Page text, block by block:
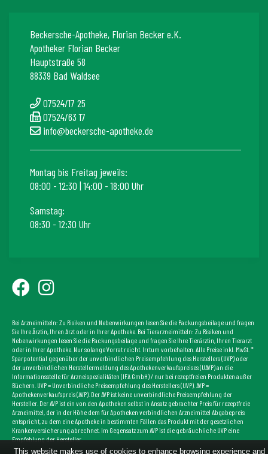
Beckersche-Apotheke, Florian Becker e.K.
Apotheker Florian Becker
Hauptstraße 58
88339 Bad Waldsee
07524/17 25
07524/63 17
info@beckersche-apotheke.de
Montag bis Freitag jeweils:
08:00 - 12:30 | 14:00 - 18:00 Uhr
Samstag:
08:30 - 12:30 Uhr
Bei Arzneimitteln: Zu Risiken und Nebenwirkungen lesen Sie die Packungsbeilage und fragen
Sie Ihre Ärztin, Ihren Arzt oder in Ihrer Apotheke. Bei Tierarzneimitteln: Zu Risiken und
Nebenwirkungen lesen Sie die Packungsbeilage und fragen Sie Ihre Tierärztin, Ihren Tierarzt
oder in Ihrer Apotheke. Nur solange Vorrat reicht. Irrtum vorbehalten. Alle Preise inkl. MwSt. *
Sparpotential gegenüber der unverbindlichen Preisempfehlung des Herstellers (UVP) oder
der unverbindlichen Herstellermeldung des Apothekenverkaufspreises (UAVP) an die
Informationsstelle für Arzneispezialitäten (IFA GmbH) / nur bei rezeptfreien Produkten außer
Büchern. UVP = Unverbindliche Preisempfehlung des Herstellers (UVP). AVP =
Apothekenverkaufspreis (AVP). Der AVP ist keine unverbindliche Preisempfehlung der
Hersteller. Der AVP ist ein von den Apotheken selbst in Ansatz gebrachter Preis für rezeptfreie
Arzneimittel, der in der Höhe dem für Apotheken verbindlichen Arzneimittel Abgabepreis
entspricht, zu dem eine Apotheke in bestimmten Fällen das Produkt mit der gesetzlichen
Krankenversicherung abrechnet. Im Gegensatz zum AVP ist die gebräuchliche UVP eine
Empfehlung der Hersteller.
This website makes use of cookies to enhance browsing experience and